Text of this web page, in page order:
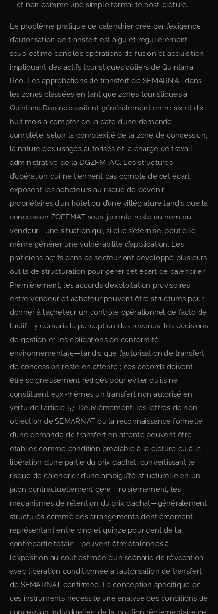
—et non comme une simple formalité post-clôture.
Le problème pratique de calendrier créé par l’exigence
d’autorisation de transfert est aigu et régulièrement
sous-estimé dans les opérations de fusion et acquisition
impliquant des actifs touristiques côtiers de Quintana
Roo. Les approbations de transfert de SEMARNAT dans
les zones classées en tant que zones touristiques à
Quintana Roo nécessitent généralement entre six et dix-
huit mois à compter de la date d’une demande
complète, selon la complexité de la zone de concession,
la nature des usages autorisés et la charge de travail
administrative de la DGZFMTAC. Les structures
d’opération qui ne tiennent pas compte de cet écart
exposent les acheteurs au risque de devenir
propriétaires d’un hôtel ou d’une villégiature tandis que la
concession ZOFEMAT sous-jacente reste au nom du
vendeur—une situation qui, si elle s’éternise, peut elle-
même générer une vulnérabilité d’application. Les
praticiens actifs dans ce secteur ont développé plusieurs
outils de structuration pour gérer cet écart de calendrier.
Premièrement, les accords d’exploitation provisoires
entre vendeur et acheteur peuvent être structurés pour
donner à l’acheteur un contrôle opérationnel de facto de
l’actif—y compris la perception des revenus, les décisions
de gestion et les obligations de conformité
environnementale—tandis que l’autorisation de transfert
de concession reste en attente ; ces accords doivent
être soigneusement rédigés pour éviter qu’ils ne
constituent eux-mêmes un transfert non autorisé en
vertu de l’article 57. Deuxièmement, les lettres de non-
objection de SEMARNAT ou la reconnaissance formelle
d’une demande de transfert en attente peuvent être
établies comme condition préalable à la clôture ou à la
libération d’une partie du prix d’achat, convertissant le
risque de calendrier d’une ambiguïté structurelle en un
jalon contractuellement géré. Troisièmement, les
mécanismes de rétention du prix d’achat—généralement
structurés comme des arrangements d’entiercement
représentant entre cinq et quinze pour cent de la
contrepartie totale—peuvent être étalonnés à
l’exposition au coût estimée d’un scénario de révocation,
avec libération conditionnée à l’autorisation de transfert
de SEMARNAT confirmée. La conception spécifique de
ces instruments nécessite une analyse des conditions de
concession individuelles, de la position réglementaire de